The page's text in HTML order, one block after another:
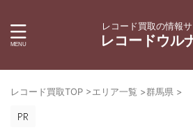
レコード買取の情報サ
レコードウル
レコード買取TOP >エリア一覧 >群馬県 >